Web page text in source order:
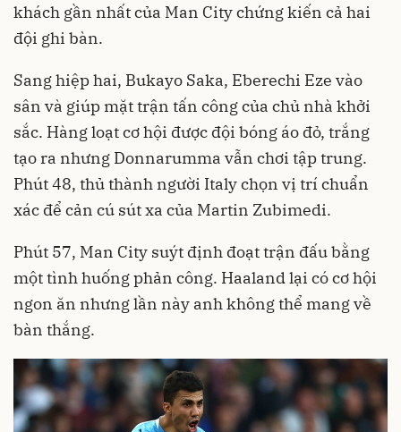
khách gần nhất của Man City chứng kiến cả hai
đội ghi bàn.
Sang hiệp hai, Bukayo Saka, Eberechi Eze vào
sân và giúp mặt trận tấn công của chủ nhà khởi
sắc. Hàng loạt cơ hội được đội bóng áo đỏ, trắng
tạo ra nhưng Donnarumma vẫn chơi tập trung.
Phút 48, thủ thành người Italy chọn vị trí chuẩn
xác để cản cú sút xa của Martin Zubimedi.
Phút 57, Man City suýt định đoạt trận đấu bằng
một tình huống phản công. Haaland lại có cơ hội
ngon ăn nhưng lần này anh không thể mang về
bàn thắng.